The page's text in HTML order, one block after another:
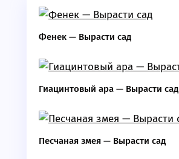
Фенек — Вырасти сад
Гиацинтовый ара — Вырасти сад
Песчаная змея — Вырасти сад